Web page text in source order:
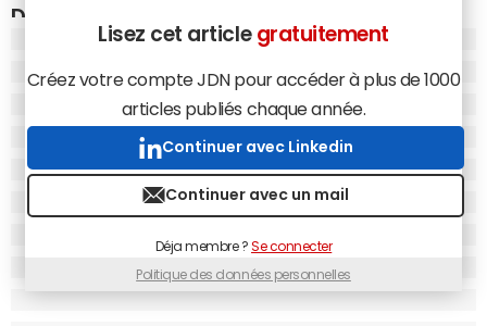
Décrire le sujet de manière synthétique
décrivant précisément et succinctement le sujet ciblé.
"Par exemple : 'un enfant lançant un frisbee'", indique
, doctorant en IA à l'école Polytechnique de
Montréal et à l'Institut québécois d'intelligence artificielle
(Mila). "Ensuite, on ajoutera des mots-clés pour préciser
certains détails en testant plusieurs possibilités de
synonymes pour chacun : 'enfant jeune ou mineur,
cheveux noir ou châtain, tenue sportive ou décontractée,
paysage rural ou de campagne'." Objectif : avancer par
Lisez cet article gratuitement
Créez votre compte JDN pour accéder à plus de 1000
articles publiés chaque année.
Continuer avec Linkedin
Continuer avec un mail
Déja membre ?Se connecter
Politique des données personnelles